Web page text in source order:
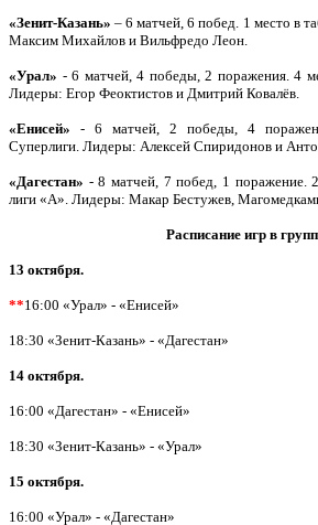
«Зенит-Казань» – 6 матчей, 6 побед. 1 место в
Максим Михайлов и Вильфредо Леон.
«Урал» - 6 матчей, 4 победы, 2 поражения. 4
Лидеры: Егор Феоктистов и Дмитрий Ковалёв.
«Енисей» - 6 матчей, 2 победы, 4
Суперлиги. Лидеры: Алексей Спиридонов и
«Дагестан» - 8 матчей, 7 побед, 1 поражение.
лиги «А». Лидеры: Макар Бестужев,
Расписание игр в
13 октября.
**16:00 «Урал» - «Енисей»
18:30 «Зенит-Казань» - «Дагестан»
14 октября.
16:00 «Дагестан» - «Енисей»
18:30 «Зенит-Казань» - «Урал»
15 октября.
16:00 «Урал» - «Дагестан»